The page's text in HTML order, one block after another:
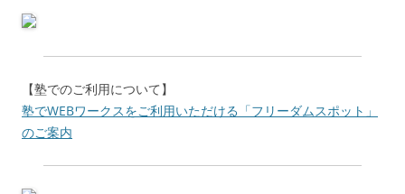
【塾でのご利用について】
塾でWEBワークスをご利用いただける「フリーダムスポット」
のご案内